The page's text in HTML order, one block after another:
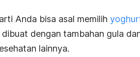
Anda bisa asal memilih
dengan tambahan gula
lainnya.